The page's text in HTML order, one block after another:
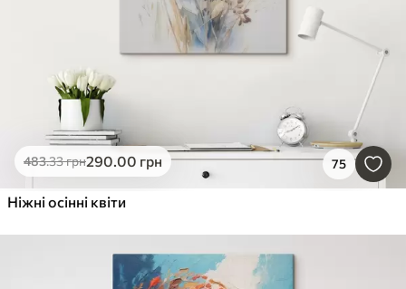
483.33грн290.00 грн 75
Ніжні осінні квіти